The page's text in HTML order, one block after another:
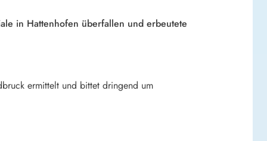
in Hattenhofen überfallen und erbeutete
ermittelt und bittet dringend um